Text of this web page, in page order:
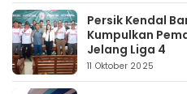
Persik Kendal
Kumpulkan
Jelang Liga 4
11 Oktober 2025